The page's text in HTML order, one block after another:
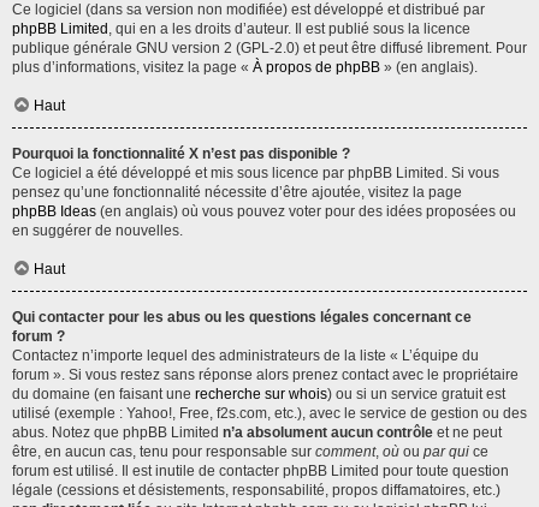
Ce logiciel (dans sa version non modifiée) est développé et distribué par
phpBB Limited , qui en a les droits d’auteur. Il est publié sous la licence
publique générale GNU version 2 (GPL-2.0) et peut être diffusé librement. Pour
plus d’informations, visitez la page « À propos de phpBB » (en anglais).
Haut
Pourquoi la fonctionnalité X n’est pas disponible ?
Ce logiciel a été développé et mis sous licence par phpBB Limited. Si vous
pensez qu’une fonctionnalité nécessite d’être ajoutée, visitez la page
phpBB Ideas (en anglais) où vous pouvez voter pour des idées proposées ou
en suggérer de nouvelles.
Haut
Qui contacter pour les abus ou les questions légales concernant ce
forum ?
Contactez n’importe lequel des administrateurs de la liste « L’équipe du
forum ». Si vous restez sans réponse alors prenez contact avec le propriétaire
du domaine (en faisant une recherche sur whois) ou si un service gratuit est
utilisé (exemple : Yahoo!, Free, f2s.com, etc.), avec le service de gestion ou des
abus. Notez que phpBB Limited n’a absolument aucun contrôle et ne peut
être, en aucun cas, tenu pour responsable sur comment, où ou par qui ce
forum est utilisé. Il est inutile de contacter phpBB Limited pour toute question
légale (cessions et désistements, responsabilité, propos diffamatoires, etc.)